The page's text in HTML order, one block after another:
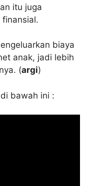
itu juga
biaya
anak, jadi lebih
(argi)
bawah ini :